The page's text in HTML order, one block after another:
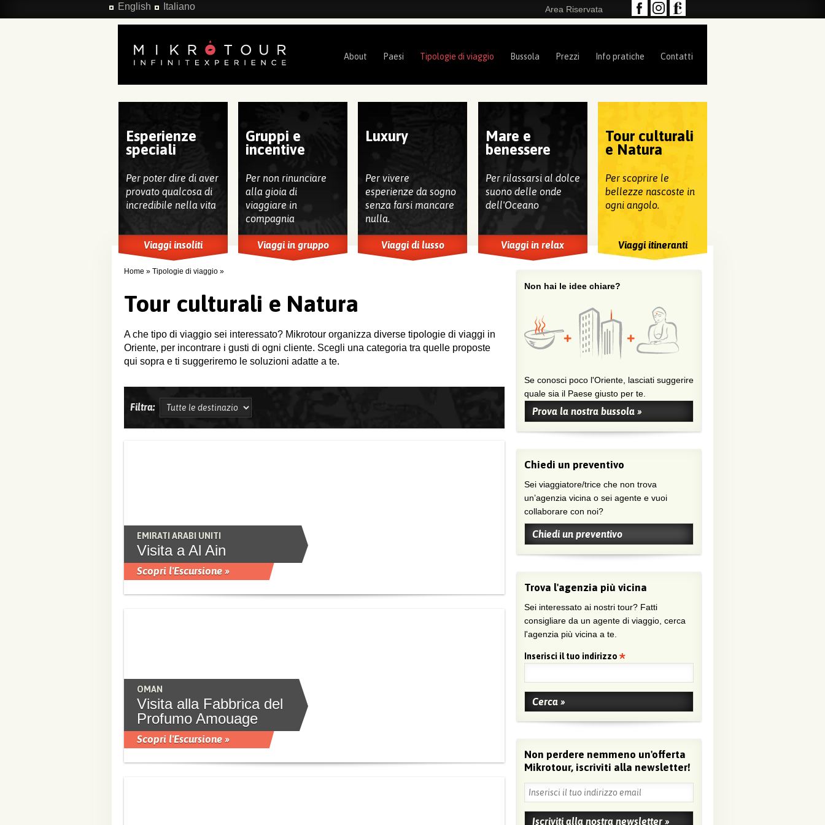
Salta al contenuto principale Area Riservata
English Italiano
About Paesi Tipologie di viaggio Bussola Prezzi Info pratiche Contatti
Home » Tipologie di viaggio »
Esperienze
speciali
Per poter dire di aver
provato qualcosa di
incredibile nella vita
Viaggi insoliti
Gruppi e
incentive
Per non rinunciare
alla gioia di
viaggiare in
compagnia
Viaggi in gruppo
Luxury
Per vivere
esperienze da sogno
senza farsi mancare
nulla.
Viaggi di lusso
Mare e
benessere
Per rilassarsi al dolce
suono delle onde
dell'Oceano
Viaggi in relax
Tour culturali
e Natura
Per scoprire le
bellezze nascoste in
ogni angolo.
Viaggi itineranti
Tour culturali e Natura
A che tipo di viaggio sei interessato? Mikrotour organizza diverse tipologie di viaggi in
Oriente, per incontrare i gusti di ogni cliente. Scegli una categoria tra quelle proposte
qui sopra e ti suggeriremo le soluzioni adatte a te.
Filtra:
EMIRATI ARABI UNITI
Visita a Al Ain
Scopri l'Escursione »
OMAN
Visita alla Fabbrica del
Profumo Amouage
Scopri l'Escursione »
Non hai le idee chiare?
Se conosci poco l'Oriente, lasciati suggerire
quale sia il Paese giusto per te.
Prova la nostra bussola »
Chiedi un preventivo
Sei viaggiatore/trice che non trova
un’agenzia vicina o sei agente e vuoi
collaborare con noi?
Chiedi un preventivo
Trova l'agenzia più vicina
Sei interessato ai nostri tour? Fatti
consigliare da un agente di viaggio, cerca
l'agenzia più vicina a te.
Inserisci il tuo indirizzo
Non perdere nemmeno un'offerta
Mikrotour, iscriviti alla newsletter!